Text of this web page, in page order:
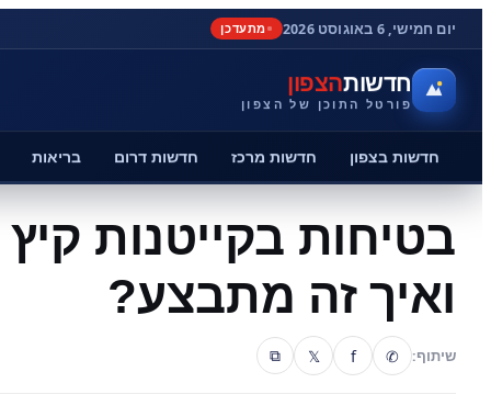
יום חמישי, 6 באוגוסט 2026 מתעדכן
חדשותהצפון
פורטל התוכן של הצפון
חדשות בצפון חדשות מרכז חדשות דרום בריאות
בטיחות בקייטנות
ואיך זה מתבצע?
שיתוף: ✆
f
𝕏
⧉